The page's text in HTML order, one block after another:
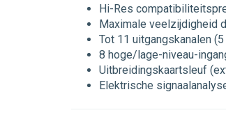
Hi-Res
Maximale veelzijdigheid
Tot 11 uitgangskanalen
8 hoge/lage-niveau-
Uitbreidingskaartsleuf
Elektrische